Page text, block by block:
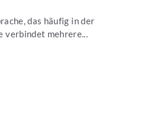
das häufig in der
verbindet mehrere...